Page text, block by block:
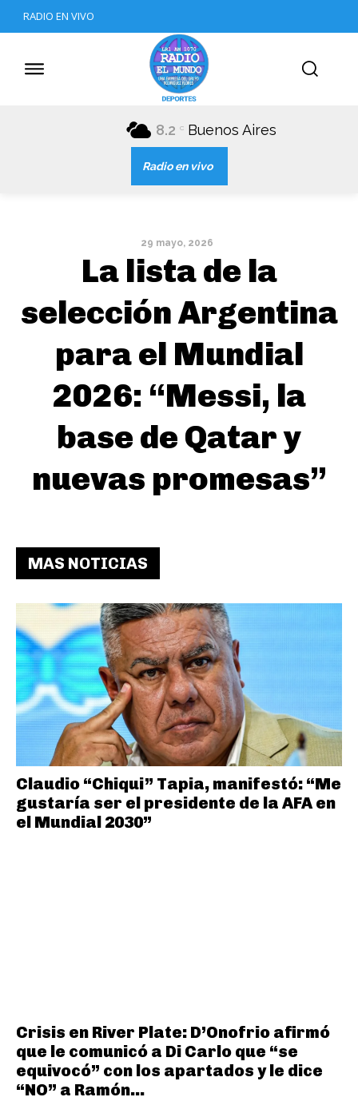
RADIO EN VIVO
8.2 C Buenos Aires
Radio en vivo
29 mayo, 2026
La lista de la
selección Argentina
para el Mundial
2026: “Messi, la
base de Qatar y
nuevas promesas”
MAS NOTICIAS
Claudio “Chiqui” Tapia, manifestó: “Me
gustaría ser el presidente de la AFA en
el Mundial 2030”
Crisis en River Plate: D’Onofrio afirmó
que le comunicó a Di Carlo que “se
equivocó” con los apartados y le dice
“NO” a Ramón...